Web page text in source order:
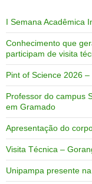
I Semana Acadêmica
Conhecimento que
participam de visita
Pint of Science 2026
Professor do campus
em Gramado
Apresentação do
Visita Técnica –
Unipampa presente